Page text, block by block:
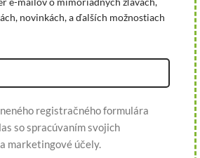
novinkách, a ďalších možnostiach
registračného formulára
so spracúvaním svojich
marketingové účely.